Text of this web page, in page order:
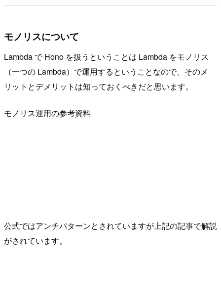
モノリスについて
Lambda で Hono を扱うということは Lambda をモノリス
（一つの Lambda）で運用するということなので、そのメ
リットとデメリットは知っておくべきだと思います。
モノリス運用の参考資料
公式ではアンチパターンとされていますが上記の記事で解説
がされています。